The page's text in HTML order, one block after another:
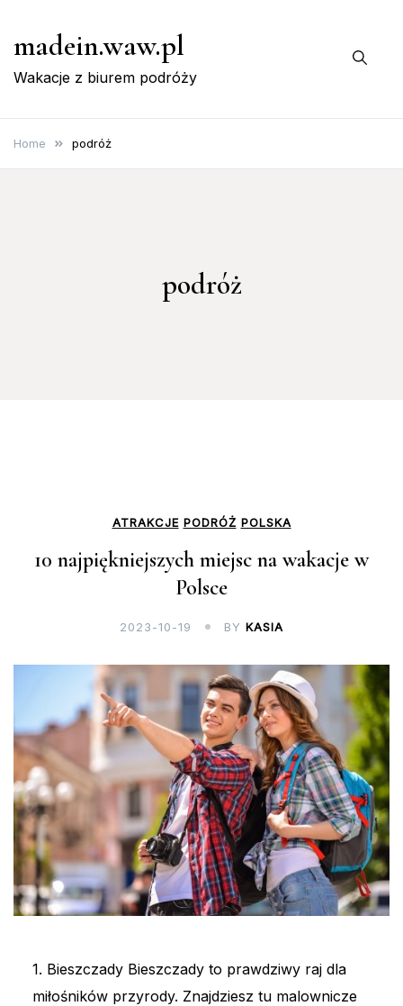
madein.waw.pl
Wakacje z biurem podróży
Home podróż
podróż
ATRAKCJE PODRÓŻ POLSKA
10 najpiękniejszych miejsc na wakacje w
Polsce
2023-10-19 BY KASIA
1. Bieszczady Bieszczady to prawdziwy raj dla
miłośników przyrody. Znajdziesz tu malownicze